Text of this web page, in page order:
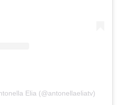
Elia (@antonellaeliatv)